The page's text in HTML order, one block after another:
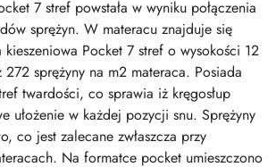
7 stref powstała w wyniku połączenia
sprężyn. W materacu znajduje się
kieszeniowa Pocket 7 stref o wysokości 12
sprężyny na m2 materaca. Posiada
twardości, co sprawia iż kręgosłup
ułożenie w każdej pozycji snu. Sprężyny
co jest zalecane zwłaszcza przy
Na formatce pocket umieszczono